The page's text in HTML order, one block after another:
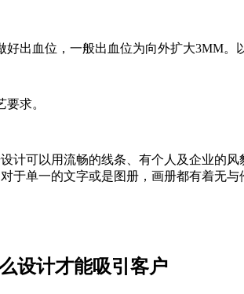
血位，一般出血位为向外扩大3MM。
求。
可以用流畅的线条、有个人及企业的风
于单一的文字或是图册，画册都有着无
设计才能吸引客户